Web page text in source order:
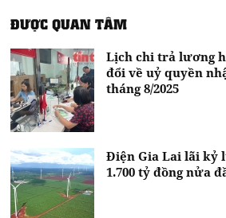
ĐƯỢC QUAN TÂM
Lịch chi trả lương
đổi về uỷ quyền
tháng 8/2025
Điện Gia Lai lãi kỷ
1.700 tỷ đồng nửa